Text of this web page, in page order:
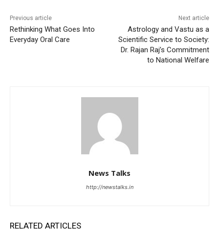
Previous article
Rethinking What Goes Into
Everyday Oral Care
Next article
Astrology and Vastu as a
Scientific Service to Society:
Dr. Rajan Raj’s Commitment
to National Welfare
News Talks
http://newstalks.in
RELATED ARTICLES